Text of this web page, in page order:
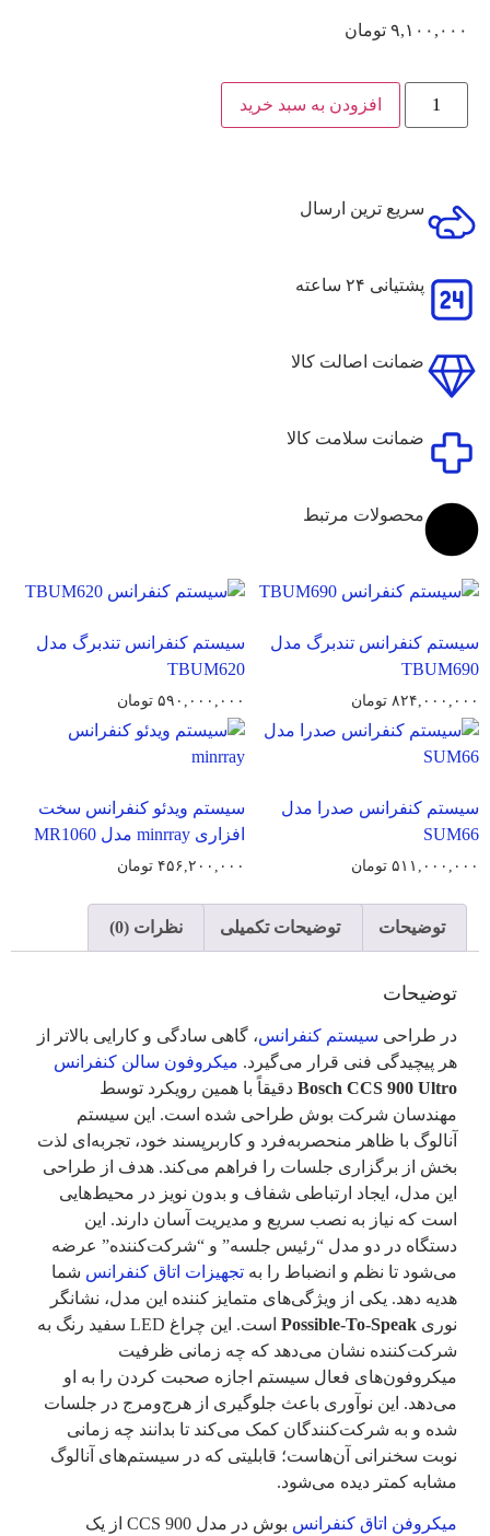
۹,۱۰۰,۰۰۰ تومان
افزودن به سبد خرید
سریع ترین ارسال
پشتیانی ۲۴ ساعته
ضمانت اصالت کالا
ضمانت سلامت کالا
محصولات مرتبط
سیستم کنفرانس تندبرگ مدل
TBUM690
۸۲۴,۰۰۰,۰۰۰ تومان
سیستم کنفرانس تندبرگ مدل
TBUM620
۵۹۰,۰۰۰,۰۰۰ تومان
سیستم کنفرانس صدرا مدل
SUM66
۵۱۱,۰۰۰,۰۰۰ تومان
سیستم ویدئو کنفرانس سخت
افزاری minrray مدل MR1060
۴۵۶,۲۰۰,۰۰۰ تومان
توضیحات توضیحات تکمیلی نظرات (0)
توضیحات
در طراحی سیستم‌ کنفرانس، گاهی سادگی و کارایی بالاتر از
هر پیچیدگی فنی قرار می‌گیرد. میکروفون سالن کنفرانس
Bosch CCS 900 Ultro دقیقاً با همین رویکرد توسط
مهندسان شرکت بوش طراحی شده است. این سیستم
آنالوگ با ظاهر منحصربه‌فرد و کاربرپسند خود، تجربه‌ای لذت‌
بخش از برگزاری جلسات را فراهم می‌کند. هدف از طراحی
این مدل، ایجاد ارتباطی شفاف و بدون نویز در محیط‌هایی
است که نیاز به نصب سریع و مدیریت آسان دارند. این
دستگاه در دو مدل “رئیس جلسه” و “شرکت‌کننده” عرضه
می‌شود تا نظم و انضباط را به تجهیزات اتاق کنفرانس شما
هدیه دهد. یکی از ویژگی‌های متمایز کننده این مدل، نشانگر
نوری Possible-To-Speak
است. این چراغ LED سفید رنگ به
شرکت‌کننده نشان می‌دهد که چه زمانی ظرفیت
میکروفون‌های فعال سیستم اجازه صحبت کردن را به او
می‌دهد. این نوآوری باعث جلوگیری از هرج‌ومرج در جلسات
شده و به شرکت‌کنندگان کمک می‌کند تا بدانند چه زمانی
نوبت سخنرانی آن‌هاست؛ قابلیتی که در سیستم‌های آنالوگ
مشابه کمتر دیده می‌شود.
میکروفن اتاق کنفرانس بوش در مدل CCS 900 از یک